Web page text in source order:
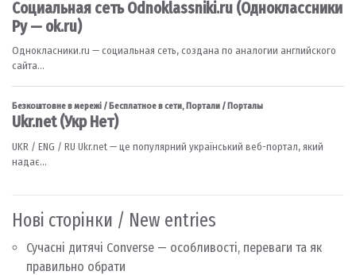
Нові сторінки / New entries
Сучасні дитячі Converse — особливості, переваги та як
правильно обрати